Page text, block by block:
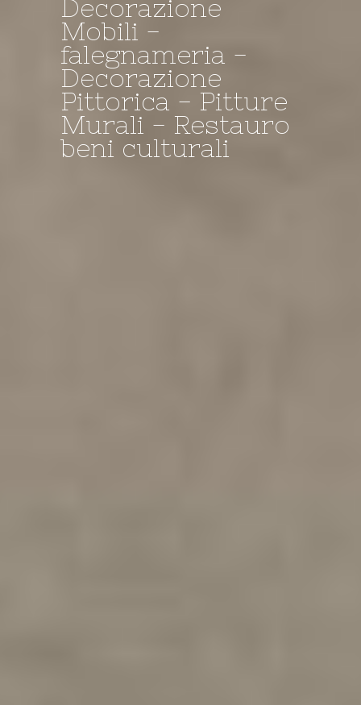
Decorazione
Mobili -
falegnameria -
Decorazione
Pittorica - Pitture
Murali - Restauro
beni culturali
Decorazione -
falegnameria -
Restauro
il Negozio della
Bottega
I NOSTRI
TINTEGGI A
CALCE....